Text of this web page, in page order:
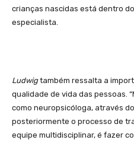
crianças nascidas está dentro
especialista.
Ludwigtambém ressalta a
qualidade de vida das pessoas.
como neuropsicóloga, através
posteriormente o processo de
equipe multidisciplinar, é fazer